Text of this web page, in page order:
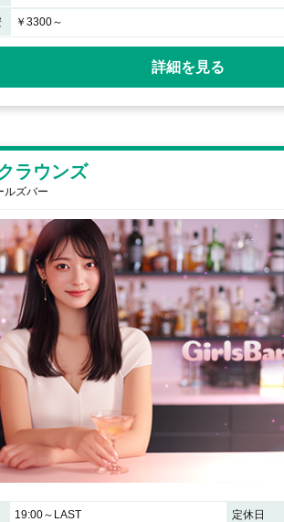
￥3300～
詳細を見る
ラウンズ
ルズバー
19:00～LAST 定休日